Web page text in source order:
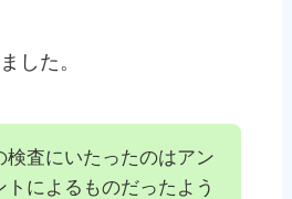
した。
検査にいたったのはアン
トによるものだったよう